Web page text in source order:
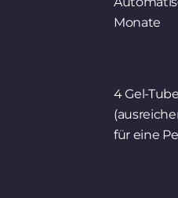
Monate
4 Gel-
für eine